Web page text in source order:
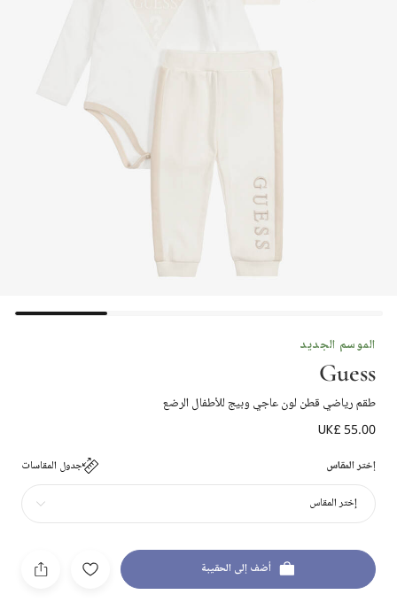
الموسم الجديد
Guess
طقم رياضي قطن لون عاجي وبيج للأطفال الرضع
UK£ 55.00
إختر المقاس جدول المقاسات
إختر المقاس
أضف إلى الحقيبة